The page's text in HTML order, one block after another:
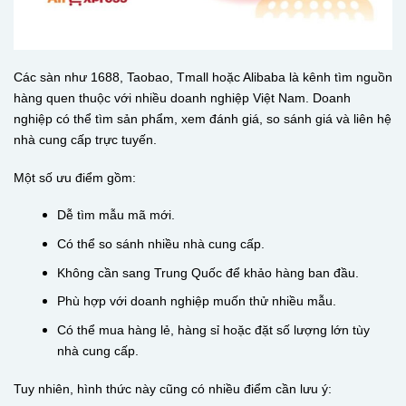
Các sàn như 1688, Taobao, Tmall hoặc Alibaba là kênh tìm nguồn
hàng quen thuộc với nhiều doanh nghiệp Việt Nam. Doanh
nghiệp có thể tìm sản phẩm, xem đánh giá, so sánh giá và liên hệ
nhà cung cấp trực tuyến.
Một số ưu điểm gồm:
Dễ tìm mẫu mã mới.
Có thể so sánh nhiều nhà cung cấp.
Không cần sang Trung Quốc để khảo hàng ban đầu.
Phù hợp với doanh nghiệp muốn thử nhiều mẫu.
Có thể mua hàng lẻ, hàng sỉ hoặc đặt số lượng lớn tùy
nhà cung cấp.
Tuy nhiên, hình thức này cũng có nhiều điểm cần lưu ý: